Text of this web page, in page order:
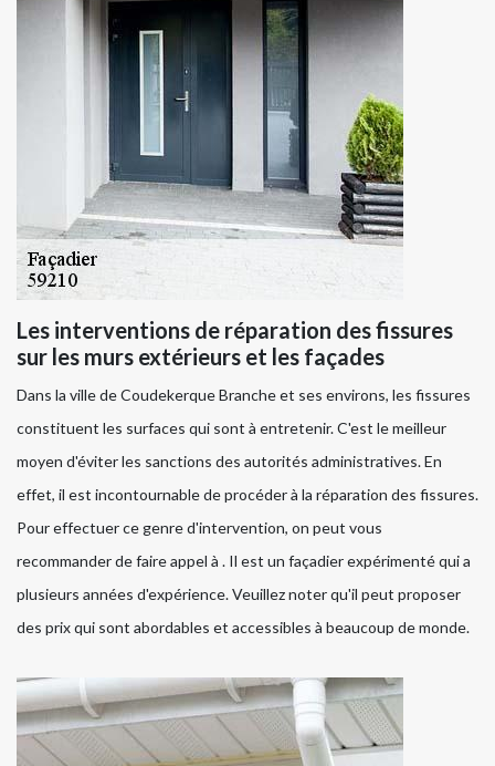
Les interventions de réparation des fissures
sur les murs extérieurs et les façades
Dans la ville de Coudekerque Branche et ses environs, les fissures
constituent les surfaces qui sont à entretenir. C'est le meilleur
moyen d'éviter les sanctions des autorités administratives. En
effet, il est incontournable de procéder à la réparation des fissures.
Pour effectuer ce genre d'intervention, on peut vous
recommander de faire appel à . Il est un façadier expérimenté qui a
plusieurs années d'expérience. Veuillez noter qu'il peut proposer
des prix qui sont abordables et accessibles à beaucoup de monde.